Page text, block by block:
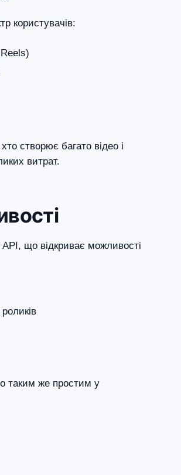
користувачів:
створює багато відео і
витрат.
API, що відкриває можливості
таким же простим у